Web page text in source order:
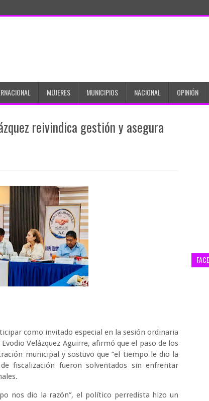
MUJERES MUNICIPIOS NACIONAL OPINIÓN
reivindica gestión y asegura
como invitado especial en la sesión ordinaria
Velázquez Aguirre, afirmó que el paso de los
municipal y sostuvo que “el tiempo le dio la
fiscalización fueron solventados sin enfrentar
nos dio la razón”, el político perredista hizo un